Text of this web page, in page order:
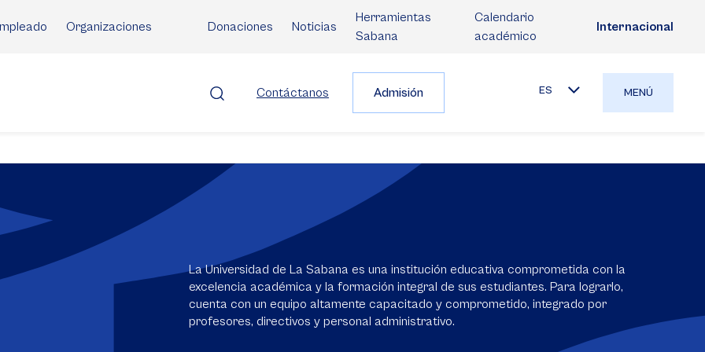
Organizaciones Donaciones Noticias
Herramientas
Sabana
Calendario
académico
Internacional
Contáctanos Admisión ES MENÚ
La Universidad de La Sabana es una institución educativa comprometida con la
excelencia académica y la formación integral de sus estudiantes. Para lograrlo,
cuenta con un equipo altamente capacitado y comprometido, integrado por
profesores, directivos y personal administrativo.